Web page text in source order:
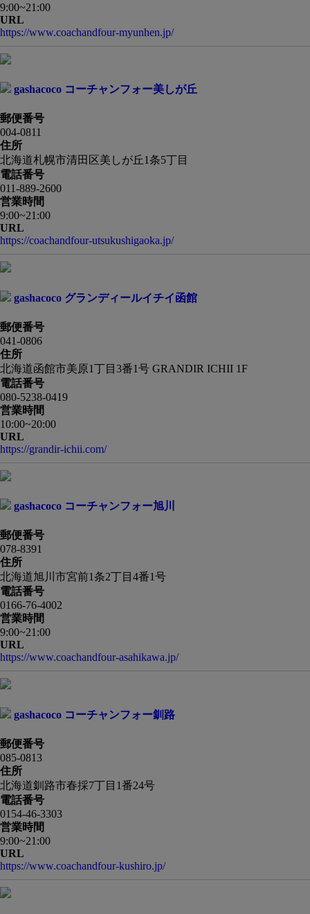
9:00~21:00
URL
https://www.coachandfour-myunhen.jp/
gashacoco コーチャンフォー美しが丘
郵便番号
004-0811
住所
北海道札幌市清田区美しが丘1条5丁目
電話番号
011-889-2600
営業時間
9:00~21:00
URL
https://coachandfour-utsukushigaoka.jp/
gashacoco グランディールイチイ函館
郵便番号
041-0806
住所
北海道函館市美原1丁目3番1号 GRANDIR ICHII 1F
電話番号
080-5238-0419
営業時間
10:00~20:00
URL
https://grandir-ichii.com/
gashacoco コーチャンフォー旭川
郵便番号
078-8391
住所
北海道旭川市宮前1条2丁目4番1号
電話番号
0166-76-4002
営業時間
9:00~21:00
URL
https://www.coachandfour-asahikawa.jp/
gashacoco コーチャンフォー釧路
郵便番号
085-0813
住所
北海道釧路市春採7丁目1番24号
電話番号
0154-46-3303
営業時間
9:00~21:00
URL
https://www.coachandfour-kushiro.jp/